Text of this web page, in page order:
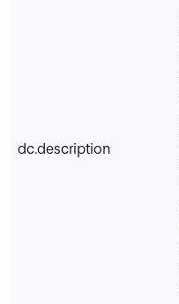
dc.description